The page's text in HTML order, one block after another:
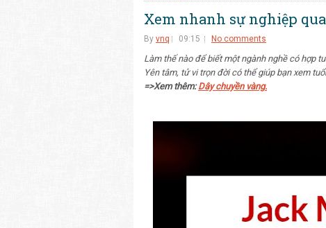
Xem nhanh sự nghiệp
By vnq 09:15 No comments
Làm thế nào để biết một ngành nghề có hợp
Yên tâm, tử vi trọn đời có thể giúp bạn xem
=>Xem thêm:Dây chuyền vàng.